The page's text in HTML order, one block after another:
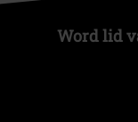
Word lid